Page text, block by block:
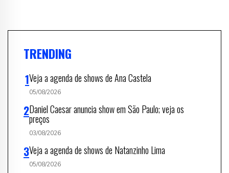
TRENDING
Veja a agenda de shows de Ana Castela
05/08/2026
Daniel Caesar anuncia show em São Paulo; veja os
preços
03/08/2026
Veja a agenda de shows de Natanzinho Lima
05/08/2026